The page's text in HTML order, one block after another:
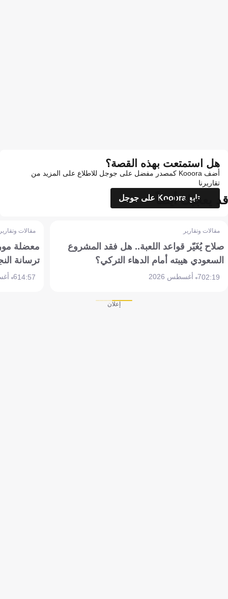
هل استمتعت بهذه القصة؟
أضف Kooora كمصدر مفضل على جوجل للاطلاع على المزيد من
تقاريرنا
تابع Kooora على جوجل
قد يعجبك أيضاً
مقالات وتقارير
صلاح يُغَيّر قواعد اللعبة.. هل فقد المشروع
السعودي هيبته أمام الدهاء التركي؟
02:197 أغسطس 2026
مقالات
معضلة
ترسانة
14:576 أغسطس 2026
إعلان